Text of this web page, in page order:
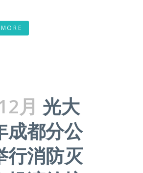
月 光大
成都分公
行消防灭